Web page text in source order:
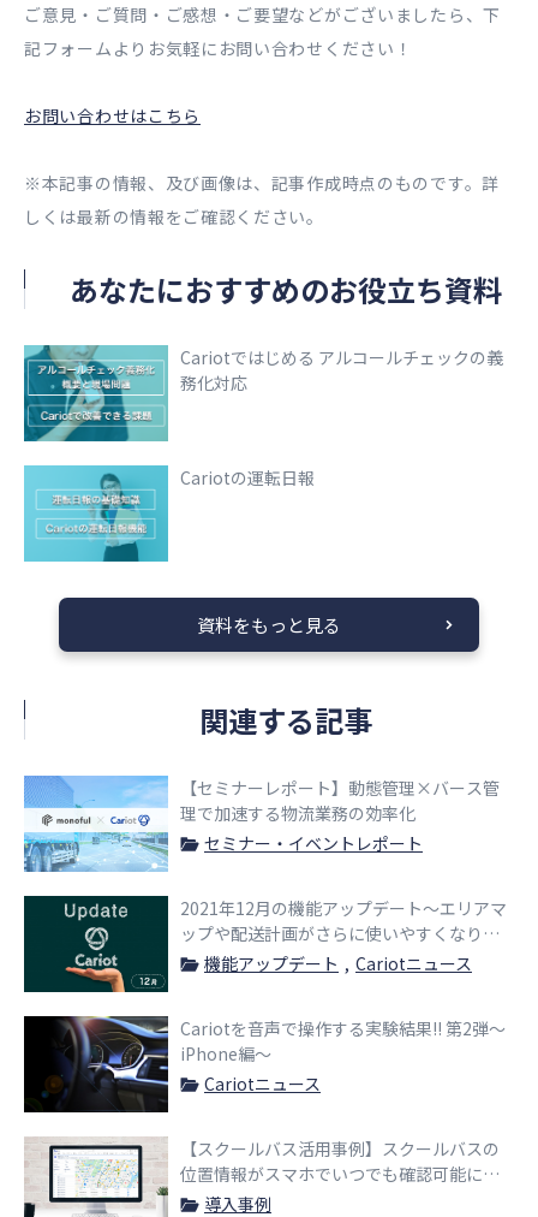
ご意見・ご質問・ご感想・ご要望などがございましたら、下
記フォームよりお気軽にお問い合わせください！
お問い合わせはこちら
※本記事の情報、及び画像は、記事作成時点のものです。詳
しくは最新の情報をご確認ください。
あなたにおすすめのお役立ち資料
Cariotではじめる アルコールチェックの義
務化対応
Cariotの運転日報
資料をもっと見る
関連する記事
【セミナーレポート】動態管理×バース管
理で加速する物流業務の効率化
セミナー・イベントレポート
2021年12月の機能アップデート〜エリアマ
ップや配送計画がさらに使いやすくなりま
した〜機能アップデート Cariotニュース
Cariotを音声で操作する実験結果!! 第2弾〜
iPhone編〜
Cariotニュース
【スクールバス活用事例】スクールバスの
位置情報がスマホでいつでも確認可能に。
登下校時の安全を提供
導入事例